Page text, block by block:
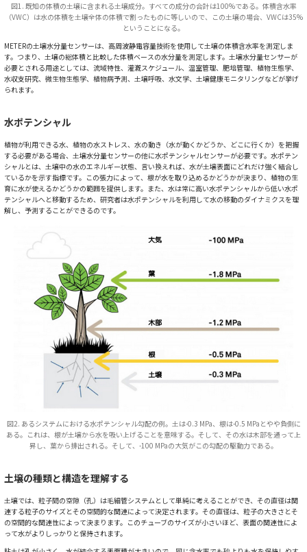
図1. 既知の体積の土壌に含まれる土壌成分。すべての成分の合計は100%である。体積含水率
（VWC）は水の体積を土壌全体の体積で割ったものに等しいので、この土壌の場合、VWCは35%
ということになる。
METERの土壌水分量センサーは、高周波静電容量技術を使用して土壌の体積含水率を測定しま
す。つまり、土壌の総体積と比較した体積ベースの水分量を測定します。土壌水分量センサーが
必要とされる用途としては、流域特性、灌漑スケジュール、温室管理、肥培管理、植物生態学、
水収支研究、微生物生態学、植物病予測、土壌呼吸、水文学、土壌健康モニタリングなどが挙げ
られます。
水ポテンシャル
植物が利用できる水、植物の水ストレス、水の動き（水が動くかどうか、どこに行くか）を把握
する必要がある場合、土壌水分量センサーの他に水ポテンシャルセンサーが必要です。水ポテン
シャルとは、土壌中の水のエネルギー状態、言い換えれば、水が土壌表面にどれだけ強く結合し
ているかを示す指標です。この張力によって、根が水を取り込めるかどうかが決まり、植物の生
育に水が使えるかどうかの範囲を提供します。また、水は常に高い水ポテンシャルから低い水ポ
テンシャルへと移動するため、研究者は水ポテンシャルを利用して水の移動のダイナミクスを理
解し、予測することができるのです。
図2. あるシステムにおける水ポテンシャル勾配の例。土は-0.3 MPa、根は-0.5 MPaとやや負側に
ある。これは、根が土壌から水を吸い上げることを意味する。そして、その水は木部を通って上
昇し、葉から排出される。そして、-100 MPaの大気がこの勾配の駆動力である。
土壌の種類と構造を理解する
土壌では、粒子間の空隙（孔）は毛細管システムとして単純に考えることができ、その直径は関
連する粒子のサイズとその空間的な関連によって決定されます。その直径は、粒子の大きさとそ
の空間的な関連性によって決まります。このチューブのサイズが小さいほど、表面の関連性によ
って水がよりしっかりと保持されます。